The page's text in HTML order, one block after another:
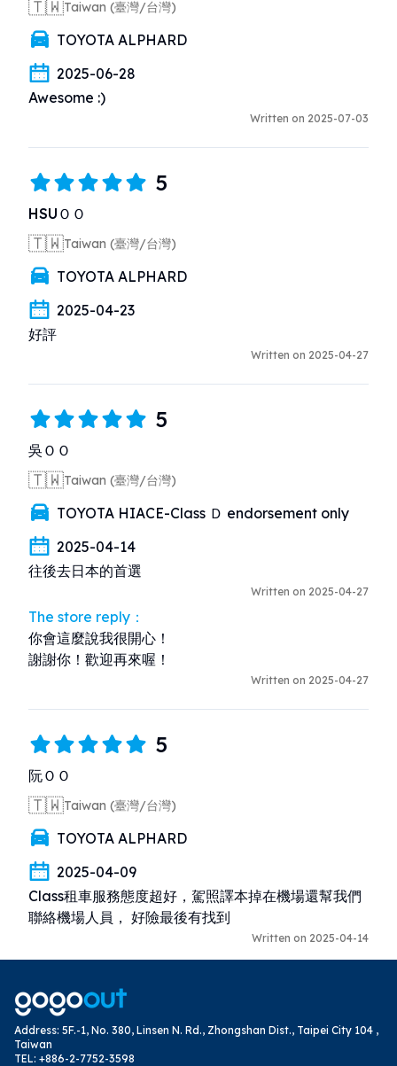
🇹🇼Taiwan (臺灣/台灣)
TOYOTA ALPHARD
2025-06-28
Awesome :)
Written on 2025-07-03
5
HSUＯＯ
🇹🇼Taiwan (臺灣/台灣)
TOYOTA ALPHARD
2025-04-23
好評
Written on 2025-04-27
5
吳ＯＯ
🇹🇼Taiwan (臺灣/台灣)
TOYOTA HIACE-Class Ｄ endorsement only
2025-04-14
往後去日本的首選
Written on 2025-04-27
The store reply：
你會這麼說我很開心！
謝謝你！歡迎再來喔！
Written on 2025-04-27
5
阮ＯＯ
🇹🇼Taiwan (臺灣/台灣)
TOYOTA ALPHARD
2025-04-09
Class租車服務態度超好，駕照譯本掉在機場還幫我們
聯絡機場人員， 好險最後有找到
Written on 2025-04-14
Address: 5F.-1, No. 380, Linsen N. Rd., Zhongshan Dist., Taipei City 104 ,
Taiwan
TEL: +886-2-7752-3598